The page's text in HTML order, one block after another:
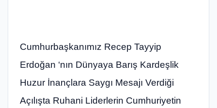
Cumhurbaşkanımız Recep Tayyip
Erdoğan ‘nın Dünyaya Barış Kardeşlik
Huzur İnançlara Saygı Mesajı Verdiği
Açılışta Ruhani Liderlerin Cumhuriyetin